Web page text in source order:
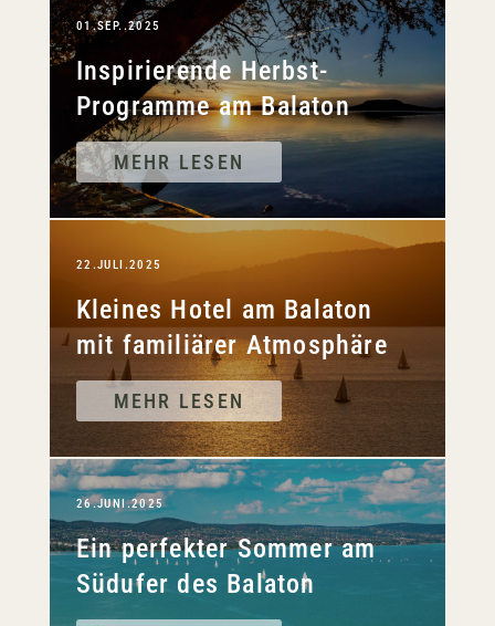
01.SEP..2025
Inspirierende Herbst-
Programme am Balaton
MEHR LESEN
22.JULI.2025
Kleines Hotel am Balaton
mit familiärer Atmosphäre
MEHR LESEN
26.JUNI.2025
Ein perfekter Sommer am
Südufer des Balaton